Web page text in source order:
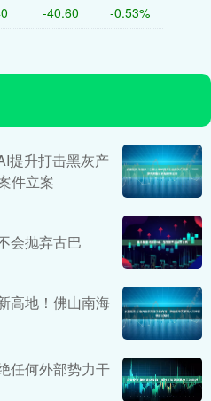
-40.60 -0.53%
提升打击黑灰产
件立案
会抛弃古巴
高地！佛山南海
任何外部势力干